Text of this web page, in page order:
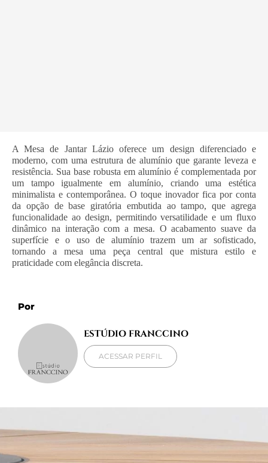
A Mesa de Jantar Lázio oferece um design diferenciado e
moderno, com uma estrutura de alumínio que garante leveza e
resistência. Sua base robusta em alumínio é complementada por
um tampo igualmente em alumínio, criando uma estética
minimalista e contemporânea. O toque inovador fica por conta
da opção de base giratória embutida ao tampo, que agrega
funcionalidade ao design, permitindo versatilidade e um fluxo
dinâmico na interação com a mesa. O acabamento suave da
superfície e o uso de alumínio trazem um ar sofisticado,
tornando a mesa uma peça central que mistura estilo e
praticidade com elegância discreta.
Por
ESTÚDIO FRANCCINO
ACESSAR PERFIL